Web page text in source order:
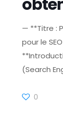
— **Titre :
pour le
(Search
0